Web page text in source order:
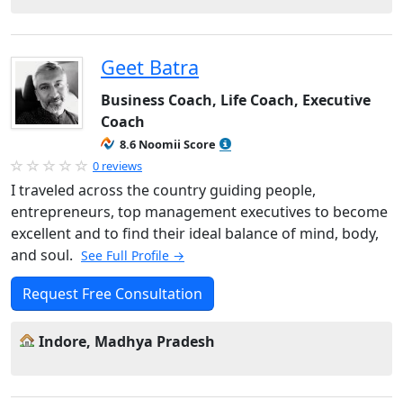
Geet Batra
Business Coach, Life Coach, Executive
Coach
8.6 Noomii Score
0 reviews
I traveled across the country guiding people,
entrepreneurs, top management executives to become
excellent and to find their ideal balance of mind, body,
and soul. See Full Profile →
Request Free Consultation
Indore, Madhya Pradesh